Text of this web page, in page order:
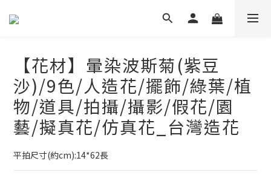
【花材】暈染波斯菊(紫豆
沙)/9色/人造花/擺飾/綠葉/植
物/道具/拍攝/攝影/假花/園
藝/擬真花/仿真花_台灣造花
平拍尺寸(約cm):14*62長